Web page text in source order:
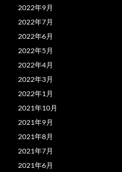
2022年9月
2022年7月
2022年6月
2022年5月
2022年4月
2022年3月
2022年1月
2021年10月
2021年9月
2021年8月
2021年7月
2021年6月